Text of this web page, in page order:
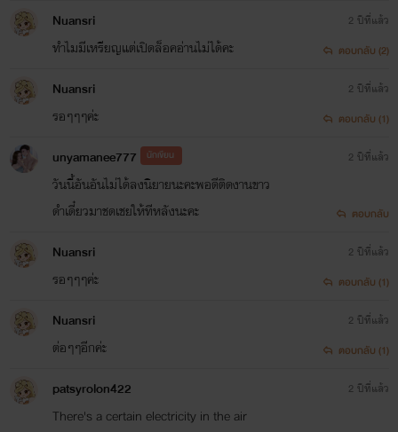
Nuansri
ทำไมมีเหรียญแต่เปิดล็อคอ่านไม่ได้คะ
2 ปีที่แล้ว
ตอบกลับ (2)
Nuansri
รอๆๆๆค่ะ
2 ปีที่แล้ว
ตอบกลับ (1)
unyamanee777 นักเขียน
วันนี้อันอันไม่ได้ลงนิยายนะคะพอดีติดงานขาว
ดำเดี๋ยวมาชดเชยให้ทีหลังนะคะ
2 ปีที่แล้ว
ตอบกลับ
Nuansri
รอๆๆๆค่ะ
2 ปีที่แล้ว
ตอบกลับ (1)
Nuansri
ต่อๆๆอีกค่ะ
2 ปีที่แล้ว
ตอบกลับ (1)
patsyrolon422
There's a certain electricity in the air
2 ปีที่แล้ว